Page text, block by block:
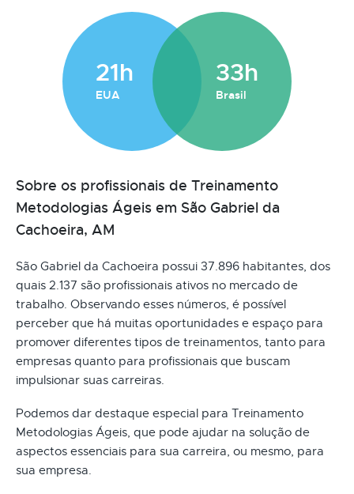
21h
EUA
33h
Brasil
Sobre os profissionais de Treinamento
Metodologias Ágeis em São Gabriel da
Cachoeira, AM
São Gabriel da Cachoeira possui 37.896 habitantes, dos
quais 2.137 são profissionais ativos no mercado de
trabalho. Observando esses números, é possível
perceber que há muitas oportunidades e espaço para
promover diferentes tipos de treinamentos, tanto para
empresas quanto para profissionais que buscam
impulsionar suas carreiras.
Podemos dar destaque especial para Treinamento
Metodologias Ágeis, que pode ajudar na solução de
aspectos essenciais para sua carreira, ou mesmo, para
sua empresa.